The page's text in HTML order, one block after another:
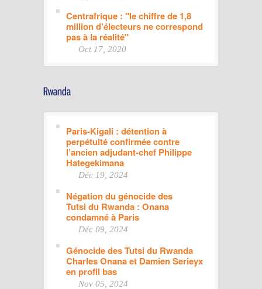
Centrafrique : "le chiffre de 1,8
million d’électeurs ne correspond
pas à la réalité"
Oct 17, 2020
Paris-Kigali : détention à
perpétuité confirmée contre
l’ancien adjudant-chef Philippe
Hategekimana
Déc 19, 2024
Négation du génocide des
Tutsi du Rwanda : Onana
condamné à Paris
Déc 09, 2024
Génocide des Tutsi du Rwanda
Charles Onana et Damien Serieyx
en profil bas
Nov 05, 2024